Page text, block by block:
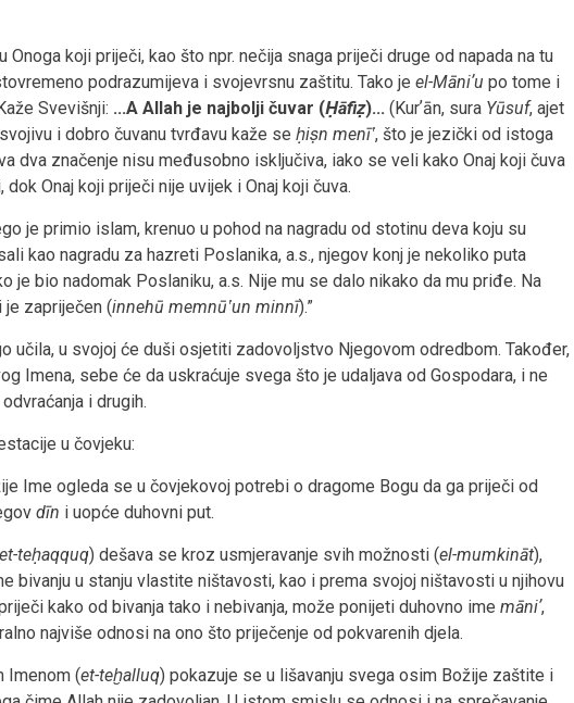
Onoga koji priječi, kao što npr. nečija snaga priječi druge od napada na tu
podrazumijeva i svojevrsnu zaštitu. Tako je el-Māniʼu po tome i
Svevišnji: ...A Allah je najbolji čuvar (Ḥāfiẓ)... (Kurʼān, sura Yūsuf, ajet
i dobro čuvanu tvrđavu kaže se ḥiṣn menīʽ, što je jezički od istoga
dva značenje nisu međusobno isključiva, iako se veli kako Onaj koji čuva
Onaj koji priječi nije uvijek i Onaj koji čuva.
je primio islam, krenuo u pohod na nagradu od stotinu deva koju su
kao nagradu za hazreti Poslanika, a.s., njegov konj je nekoliko puta
je bio nadomak Poslaniku, a.s. Nije mu se dalo nikako da mu priđe. Na
je zapriječen (innehū memnūʽun minnī).”
učila, u svojoj će duši osjetiti zadovoljstvo Njegovom odredbom. Također,
Imena, sebe će da uskraćuje svega što je udaljava od Gospodara, i ne
i drugih.
u čovjeku:
Ime ogleda se u čovjekovoj potrebi o dragome Bogu da ga priječi od
dīn i uopće duhovni put.
et-teḥaqquq) dešava se kroz usmjeravanje svih možnosti (el-mumkināt),
bivanju u stanju vlastite ništavosti, kao i prema svojoj ništavosti u njihovu
kako od bivanja tako i nebivanja, može ponijeti duhovno ime māniʼ,
najviše odnosi na ono što priječenje od pokvarenih djela.
Imenom (et-teḫalluq) pokazuje se u lišavanju svega osim Božije zaštite i